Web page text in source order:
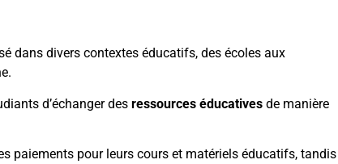
dans divers contextes éducatifs, des écoles aux
d’échanger des ressources éducativesde manière
paiements pour leurs cours et matériels éducatifs, tandis